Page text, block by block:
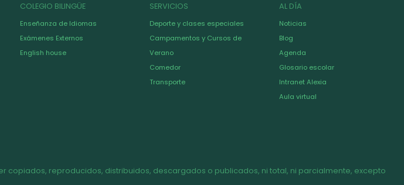
COLEGIO BILINGÜE
Enseñanza de Idiomas
Exámenes Externos
English house
SERVICIOS
Deporte y clases especiales
Campamentos y Cursos de
Verano
Comedor
Transporte
AL DÍA
Noticias
Blog
Agenda
Glosario escolar
Intranet Alexia
Aula virtual
copiados, reproducidos, distribuidos, descargados o publicados, ni total, ni parcialmente, excepto